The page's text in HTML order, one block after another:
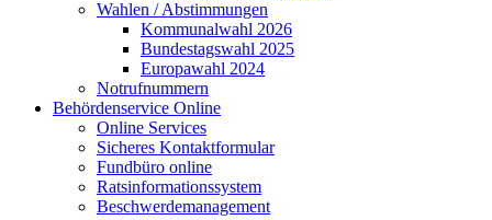
Wahlen / Abstimmungen
Kommunalwahl 2026
Bundestagswahl 2025
Europawahl 2024
Notrufnummern
Behördenservice Online
Online Services
Sicheres Kontaktformular
Fundbüro online
Ratsinformationssystem
Beschwerdemanagement